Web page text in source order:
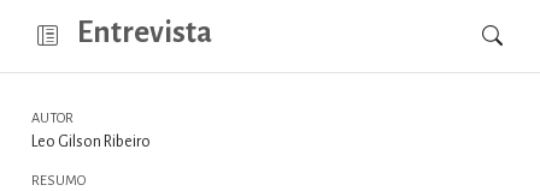
Entrevista
AUTOR
Leo Gilson Ribeiro
RESUMO